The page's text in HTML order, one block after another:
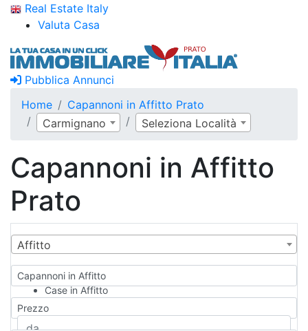
Real Estate Italy
Valuta Casa
Pubblica Annunci
Home
Capannoni in Affitto Prato
Carmignano
Seleziona Località
Capannoni in Affitto
Prato
Affitto
Capannoni in Affitto
Case in Affitto
Qualsiasi
Appartamento
Prezzo